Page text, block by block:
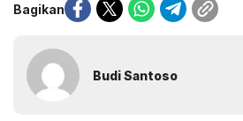
Bagikan
Budi Santoso